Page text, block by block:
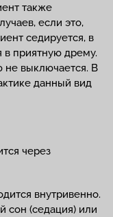
также
если это,
седируется, в
в приятную дрему.
не выключается. В
данный вид
через
внутривенно.
сон (седация) или